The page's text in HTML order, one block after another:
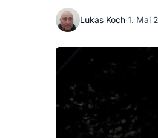
Lukas Koch·1. Mai